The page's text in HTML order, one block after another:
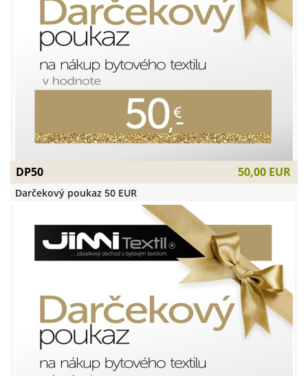
DP50 50,00 EUR
Darčekový poukaz 50 EUR